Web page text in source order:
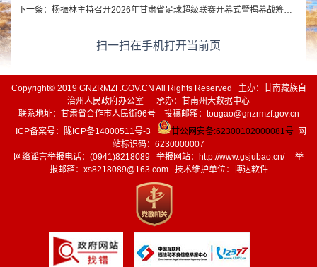
下一条： 杨振林主持召开2026年甘肃省足球超级联赛开幕式暨揭幕战筹备情况汇报会
扫一扫在手机打开当前页
Copyright© 2019 GNZRMZF.GOV.CN All Rights Reserved 主办：甘南藏族自
治州人民政府办公室 承办：甘南州大数据中心
联系地址：甘肃省合作市人民街96号 投稿邮箱：tougao@gnzrmzf.gov.cn
ICP备案号：
陇ICP备14000511号-3 甘公网安备:62300102000081号网
站标识码：6230000007
网络谣言举报电话：(0941)8218089 举报网站： http://www.gsjubao.cn/举
报邮箱：xs8218089@163.com 技术维护单位：博达软件